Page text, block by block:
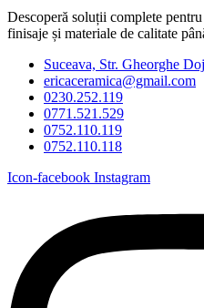
Descoperă soluții complete
finisaje și materiale de calitate
Suceava, Str. Gheorghe
ericaceramica@gmail.com
0230.252.119
0771.521.529
0752.110.119
0752.110.118
Icon-facebook Instagram